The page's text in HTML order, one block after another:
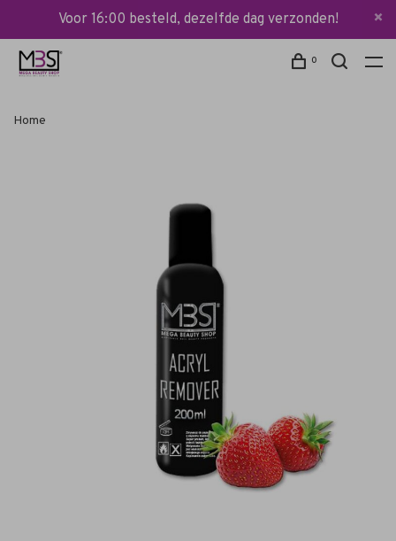
Voor 16:00 besteld, dezelfde dag verzonden!
0
Home